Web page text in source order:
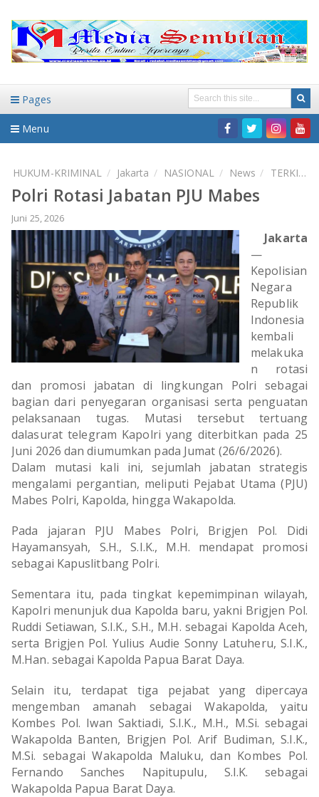
Pages
Menu
DAERAH
NASIONAL
DAERAH
BANDAR LAMPUNG
METRO
LAMPUNG TENGAH
LAMPUNG UTARA
LAMPUNG TIMUR
LAMPUNG BARAT
LAMPUNG SELATAN
PESAWARAN
TANGGAMUS
PESISIR BARAT
TULANG BAWANG
MESUJI
WAY KANAN
PRINGSEWU
HUKUM-KRIMINAL
PENDIDIKAN
WISATA
OLAHRAGA
ADVETORIAL
HUKUM-KRIMINAL Jakarta NASIONAL News TERKINI
Polri Rotasi Jabatan PJU Mabes
Juni 25, 2026
Jakarta
—
Kepolisian
Negara
Republik
Indonesia
kembali
melakuka
n rotasi
dan promosi jabatan di lingkungan Polri sebagai
bagian dari penyegaran organisasi serta penguatan
pelaksanaan tugas. Mutasi tersebut tertuang
dalasurat telegram Kapolri yang diterbitkan pada 25
Juni 2026 dan diumumkan pada Jumat (26/6/2026).
Dalam mutasi kali ini, sejumlah jabatan strategis
mengalami pergantian, meliputi Pejabat Utama (PJU)
Mabes Polri, Kapolda, hingga Wakapolda.
Pada jajaran PJU Mabes Polri, Brigjen Pol. Didi
Hayamansyah, S.H., S.I.K., M.H. mendapat promosi
sebagai Kapuslitbang Polri.
Sementara itu, pada tingkat kepemimpinan wilayah,
Kapolri menunjuk dua Kapolda baru, yakni Brigjen Pol.
Ruddi Setiawan, S.I.K., S.H., M.H. sebagai Kapolda Aceh,
serta Brigjen Pol. Yulius Audie Sonny Latuheru, S.I.K.,
M.Han. sebagai Kapolda Papua Barat Daya.
Selain itu, terdapat tiga pejabat yang dipercaya
mengemban amanah sebagai Wakapolda, yaitu
Kombes Pol. Iwan Saktiadi, S.I.K., M.H., M.Si. sebagai
Wakapolda Banten, Brigjen Pol. Arif Budiman, S.I.K.,
M.Si. sebagai Wakapolda Maluku, dan Kombes Pol.
Fernando Sanches Napitupulu, S.I.K. sebagai
Wakapolda Papua Barat Daya.